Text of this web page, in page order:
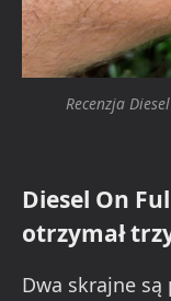
Recenzja
Diesel On
otrzymał
Dwa skrajne są